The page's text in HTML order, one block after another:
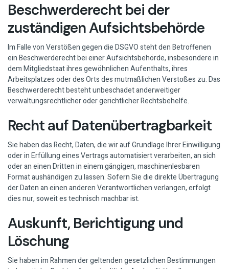
Beschwerde­recht bei der
zuständigen Aufsichts­behörde
Im Falle von Verstößen gegen die DSGVO steht den Betroffenen
ein Beschwerderecht bei einer Aufsichtsbehörde, insbesondere in
dem Mitgliedstaat ihres gewöhnlichen Aufenthalts, ihres
Arbeitsplatzes oder des Orts des mutmaßlichen Verstoßes zu. Das
Beschwerderecht besteht unbeschadet anderweitiger
verwaltungsrechtlicher oder gerichtlicher Rechtsbehelfe.
Recht auf Daten­übertrag­barkeit
Sie haben das Recht, Daten, die wir auf Grundlage Ihrer Einwilligung
oder in Erfüllung eines Vertrags automatisiert verarbeiten, an sich
oder an einen Dritten in einem gängigen, maschinenlesbaren
Format aushändigen zu lassen. Sofern Sie die direkte Übertragung
der Daten an einen anderen Verantwortlichen verlangen, erfolgt
dies nur, soweit es technisch machbar ist.
Auskunft, Berichtigung und
Löschung
Sie haben im Rahmen der geltenden gesetzlichen Bestimmungen